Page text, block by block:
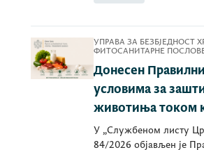
УПРАВА ЗА БЕЗБЈЕДНОСТ
ФИТОСАНИТАРНЕ
Донесен
условима за
животиња током
У „Службеном листу
84/2026 објављен је